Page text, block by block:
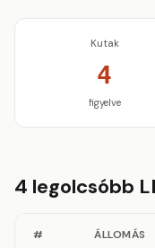
Kutak
4
figyelve
4 legolcsóbb
# ÁLLOMÁS